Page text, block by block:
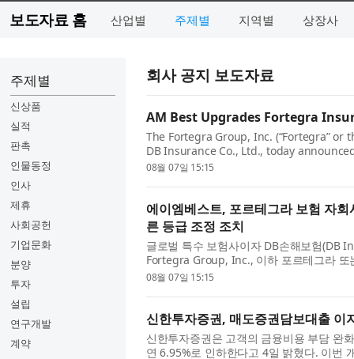
보도자료 홈 산업별 주제별 지역별 상장사
주제별
신상품
실적
판촉
인물동정
인사
제휴
사회공헌
기업문화
분양
투자
설립
연구개발
계약
회사 공지 보도자료
AM Best Upgrades Fortegra
The Fortegra Group, Inc. (“Fortegra”
DB Insurance Co., Ltd., today
Rating (FSR) of its insurance
08월 07일 15:15
에이엠베스트, 포르테그라 보험 자
른 등급 조정 조치
글로벌 특수 보험사이자 DB손해보험(DB
Fortegra Group, Inc., 이하 포르테그라 또
무건전성등급(Financial Strength Rating,
08월 07일 15:15
신한투자증권, 매도증권담보대출 이
신한투자증권은 고객의 금융비용 부담 완
연 6.95%로 인하한다고 4일 밝혔다. 이번